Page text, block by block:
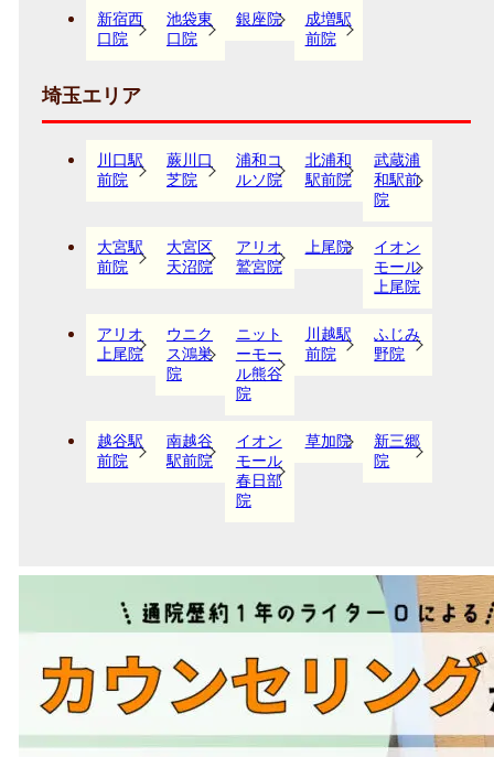
新宿西
口院
池袋東
口院
銀座院
成増駅
前院
埼玉エリア
川口駅
前院
蕨川口
芝院
浦和コ
ルソ院
北浦和
駅前院
武蔵浦
和駅前
院
大宮駅
前院
大宮区
天沼院
アリオ
鷲宮院
上尾院
イオン
モール
上尾院
アリオ
上尾院
ウニク
ス鴻巣
院
ニット
ーモー
ル熊谷
院
川越駅
前院
ふじみ
野院
越谷駅
前院
南越谷
駅前院
イオン
モール
春日部
院
草加院
新三郷
院